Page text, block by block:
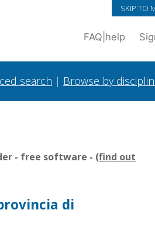
SKIP TO
FAQ help
search | Browse by
- free software - (find out
di